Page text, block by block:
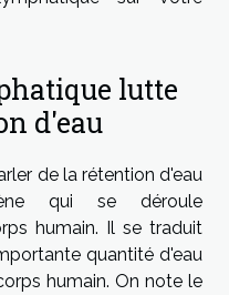
lutte
d'eau
de la rétention d'eau
qui se déroule
humain. Il se traduit
quantité d'eau
humain. On note le